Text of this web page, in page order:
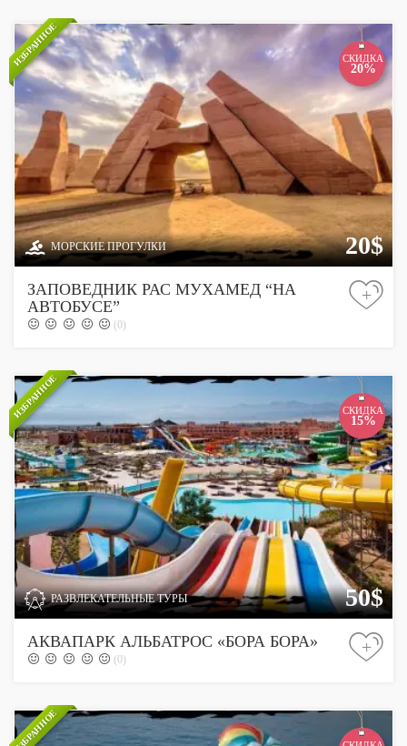
ИЗБРАННОЕ СКИДКА
20%
МОРСКИЕ ПРОГУЛКИ 20$
ЗАПОВЕДНИК РАС МУХАМЕД “НА
АВТОБУСЕ”
(0)
+
ИЗБРАННОЕ СКИДКА
15%
РАЗВЛЕКАТЕЛЬНЫЕ ТУРЫ 50$
АКВАПАРК АЛЬБАТРОС «БОРА БОРА»
(0)
+
ИЗБРАННОЕ